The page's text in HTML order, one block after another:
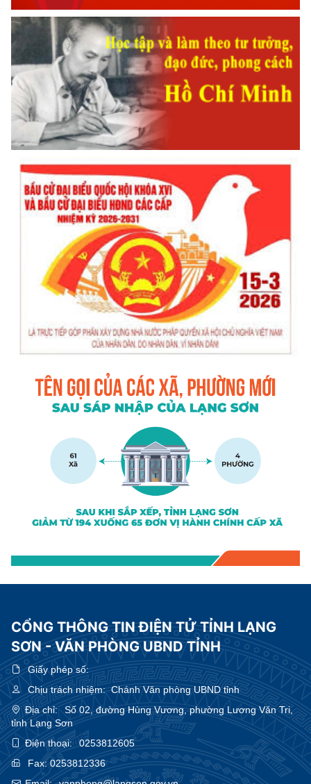
CỔNG THÔNG TIN ĐIỆN TỬ TỈNH LẠNG
SƠN - VĂN PHÒNG UBND TỈNH
Giấy phép số:
Chịu trách nhiệm:Chánh Văn phòng UBND tỉnh
Địa chỉ:
Số 02, đường Hùng Vương, phường Lương Văn Tri,
tỉnh Lạng Sơn
Điện thoại:
0253812605
Fax:0253812336